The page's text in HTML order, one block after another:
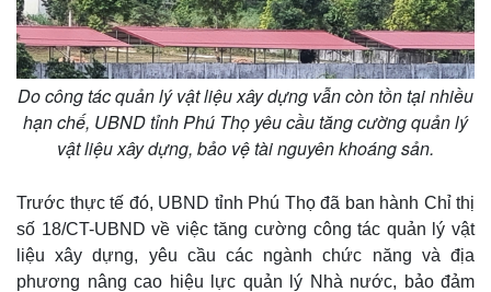
Do công tác quản lý vật liệu xây dựng vẫn còn tồn tại nhiều
hạn chế, UBND tỉnh Phú Thọ yêu cầu tăng cường quản lý
vật liệu xây dựng, bảo vệ tài nguyên khoáng sản.
Trước thực tế đó, UBND tỉnh Phú Thọ đã ban hành Chỉ thị
số 18/CT-UBND về việc tăng cường công tác quản lý vật
liệu xây dựng, yêu cầu các ngành chức năng và địa
phương nâng cao hiệu lực quản lý Nhà nước, bảo đảm